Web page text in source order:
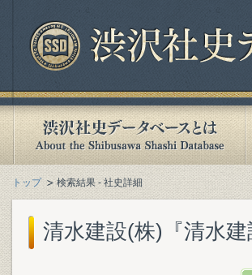
トップ 検索結果 - 社史詳細
清水建設(株)『清水